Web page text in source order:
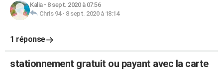
Kalia- 8 sept. 2020 à 07:56
Chris 94- 8 sept. 2020 à 18:14
1 réponse
stationnement gratuit ou payant avec la carte